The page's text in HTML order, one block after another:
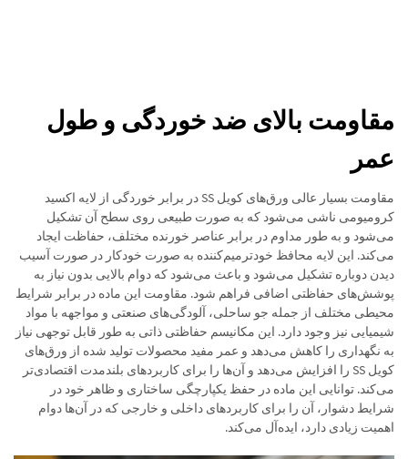
مقاومت بالای ضد خوردگی و طول
عمر
مقاومت بسیار عالی ورق‌های کویل SS در برابر خوردگی از لایه اکسید
کرومیومی ناشی می‌شود که به صورت طبیعی روی سطح آن تشکیل
می‌شود و به طور مداوم در برابر عناصر خورنده مختلف، حفاظت ایجاد
می‌کند. این لایه محافظ خودترمیم‌کننده به صورت خودکار در صورت آسیب
دیدن دوباره تشکیل می‌شود و باعث می‌شود که دوام بالایی بدون نیاز به
پوشش‌های حفاظتی اضافی فراهم شود. مقاومت این ماده در برابر شرایط
محیطی مختلف از جمله جو ساحلی، آلودگی‌های صنعتی و مواجهه با مواد
شیمیایی نیز وجود دارد. این مکانیسم حفاظتی ذاتی به طور قابل توجهی نیاز
به نگهداری را کاهش می‌دهد و عمر مفید محصولات تولید شده از ورق‌های
کویل SS را افزایش می‌دهد و آن‌ها را برای کاربردهای بلندمدت اقتصادی‌تر
می‌کند. توانایی این ماده در حفظ یکپارچگی ساختاری و ظاهر خود در
شرایط دشوار، آن را برای کاربردهای داخلی و خارجی که در آن‌ها دوام
اهمیت زیادی دارد، ایده‌آل می‌کند.